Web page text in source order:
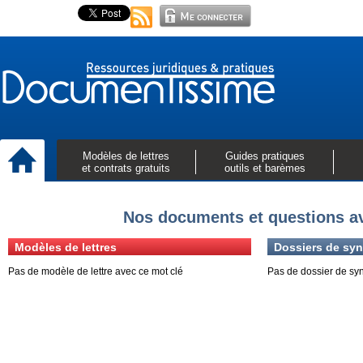
Modèles de lettres
et contrats gratuits
Guides pratiques
outils et barèmes
Nos documents et questions
Modèles de lettres
Pas de modèle de lettre avec ce mot clé
Dossiers de
Pas de dossier de